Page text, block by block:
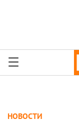
НОВОСТИ